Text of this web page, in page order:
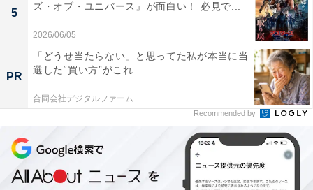
5
ズ・オブ・ユニバース』が面白い！ 必見で...
2026/06/05
PR
「どうせ当たらない」と思ってた私が本当に当
選した“買い方”がこれ
合同会社デジタルファーム
Recommended by